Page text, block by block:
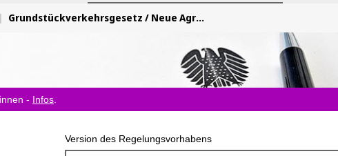
Grundstückverkehrsgesetz / Neue Agrarstrukturgesetze der Länder
- Infos
Version des Regelungsvorhabens